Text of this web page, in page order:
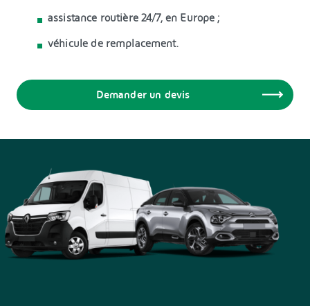
assistance routière 24/7, en Europe ;
véhicule de remplacement.
Demander un devis